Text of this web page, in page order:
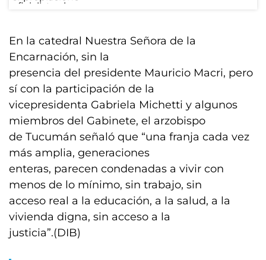
En la catedral Nuestra Señora de la
Encarnación, sin la
presencia del presidente Mauricio Macri, pero
sí con la participación de la
vicepresidenta Gabriela Michetti y algunos
miembros del Gabinete, el arzobispo
de Tucumán señaló que “una franja cada vez
más amplia, generaciones
enteras, parecen condenadas a vivir con
menos de lo mínimo, sin trabajo, sin
acceso real a la educación, a la salud, a la
vivienda digna, sin acceso a la
justicia”.(DIB)